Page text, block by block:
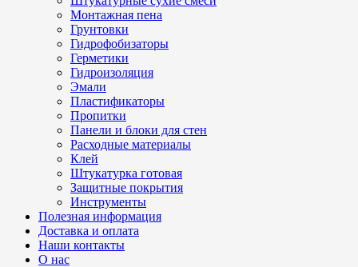
Монтажная пена
Грунтовки
Гидрофобизаторы
Герметики
Гидроизоляция
Эмали
Пластификаторы
Пропитки
Панели и блоки для стен
Расходные материалы
Клей
Штукатурка готовая
Защитные покрытия
Инструменты
Полезная информация
Доставка и оплата
Наши контакты
О нас